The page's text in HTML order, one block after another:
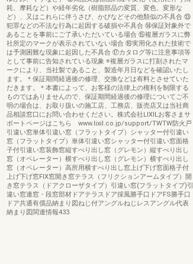
耗、摩耗など）や経年劣化（樹脂部品の変質、変色、変形な
ど）、又はこれらに伴うさび、かびなどその他類似の不具合 ⑬
犯罪などの不法な行為に起因する破損や不具合 ⑭保証対象外で
あることを事前にご了承いただいている場合 ⑮複層ガラスに弊
社所定のマークが表示されていない場合 ⑯実用化された技術で
は予測困難な現象に起因した不具合 ⑰カタログ等に注意事項等
として事前に告知されている現象 ※複層ガラスに打刻されたマ
ークにより、当社製であること、製造年月日などを確認いたし
ます。＊保証期間経過後の修理、交換などは有料とさせていた
だきます。＊本書によって、お客様の法律上の権利を制限する
ものではありませんので、保証期間経過後の修理についてご不
明の場合は、お取り扱いの施工店、工務店、販売店又は当社商
品相談窓口にお問い合わせください。株式会社LIXILお客さまサ
ポートページはこちら www.lixil.co.jp/support/TWTW防火戸
引違い窓単体引違い窓（フラットタイプ）シャッター付引違い
窓（フラットタイプ）単体引違い窓シャッター付引違い窓面格
子付引違い窓装飾窓縦すべり出し窓（グレモン）縦すべり出し
窓（オペレーター）横すべり出し窓（グレモン）横すべり出し
窓（オペレーター）高所用横すべり出し窓上げ下げ窓面格子付
上げ下げ窓FIX窓開き窓テラス（フリクションアームタイプ）開
き窓テラス（ドアクローザタイプ）引違い窓(フラットタイプ)引
違い窓連窓・段窓部材ドアテラスドア採風勝手口ドアFS勝手口
ドア共通有償品納まり図ねじ付アングルねじレスアングル代表
納まり図関連情報433